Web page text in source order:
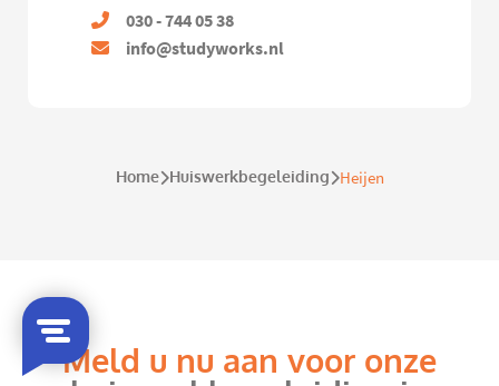
030 - 744 05 38
info@studyworks.nl
Home Huiswerkbegeleiding Heijen
Meld u nu aan voor onze